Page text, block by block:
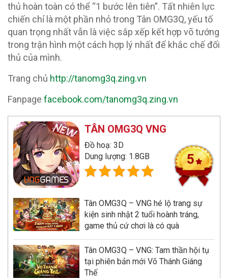
thủ hoàn toàn có thể “1 bước lên tiên”. Tất nhiên lực
chiến chỉ là một phần nhỏ trong Tân OMG3Q, yếu tố
quan trọng nhất vẫn là việc sắp xếp kết hợp võ tướng
trong trận hình một cách hợp lý nhất để khắc chế đối
thủ của mình.
Trang chủ http://tanomg3q.zing.vn
Fanpage facebook.com/tanomg3q.zing.vn
TÂN OMG3Q VNG
Đồ hoạ: 3D
Dung lượng: 1.8GB
5
Tân OMG3Q – VNG hé lộ trang sự
kiện sinh nhật 2 tuổi hoành tráng,
game thủ cứ chơi là có quà
Tân OMG3Q – VNG: Tam thần hội tụ
tại phiên bản mới Võ Thánh Giáng
Thế